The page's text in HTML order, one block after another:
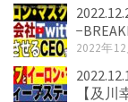
2022年
【及川